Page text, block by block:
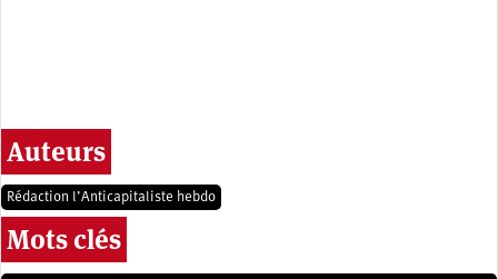
Auteurs
Rédaction l’Anticapitaliste hebdo
Mots clés